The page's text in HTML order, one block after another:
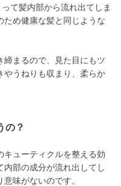
て髪内部から流れ出てしま
ため健康な髪と同じような
締まるので、見た目にもツ
やうねりも収まり、柔らか
の？
キューティクルを整える効
部の成分が流れ出してし
味がないのです。